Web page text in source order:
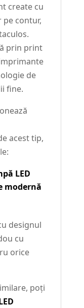
create cu
pe contur,
prin print
de
fine.
acest tip,
LED
modernă
designul
cu
orice
poți